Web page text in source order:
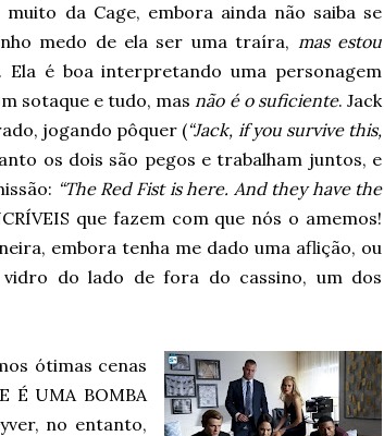
da Cage, embora ainda não saiba se
medo de ela ser uma traíra, mas estou
Ela é boa interpretando uma personagem
sotaque e tudo, masnão é o suficiente. Jack
jogando pôquer (“Jack, if you survive this,
os dois são pegos e trabalham juntos, e
“The Red Fist is here. And they have the
que fazem com que nós o amemos!
embora tenha me dado uma aflição, ou
do lado de fora do cassino, um dos
ótimas cenas
É UMA BOMBA
no entanto,